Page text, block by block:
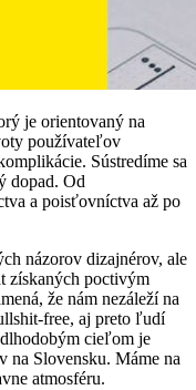
je orientovaný na
používateľov
Sústredíme sa
dopad. Od
a poisťovníctva až po
názorov dizajnérov, ale
získaných poctivým
že nám nezáleží na
free, aj preto ľudí
cieľom je
Slovensku. Máme na
atmosféru.